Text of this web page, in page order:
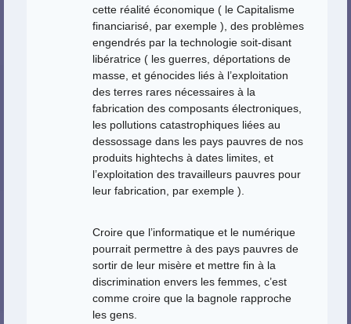
cette réalité économique ( le Capitalisme
financiarisé, par exemple ), des problèmes
engendrés par la technologie soit-disant
libératrice ( les guerres, déportations de
masse, et génocides liés à l’exploitation
des terres rares nécessaires à la
fabrication des composants électroniques,
les pollutions catastrophiques liées au
dessossage dans les pays pauvres de nos
produits hightechs à dates limites, et
l’exploitation des travailleurs pauvres pour
leur fabrication, par exemple ).
Croire que l’informatique et le numérique
pourrait permettre à des pays pauvres de
sortir de leur misère et mettre fin à la
discrimination envers les femmes, c’est
comme croire que la bagnole rapproche
les gens.